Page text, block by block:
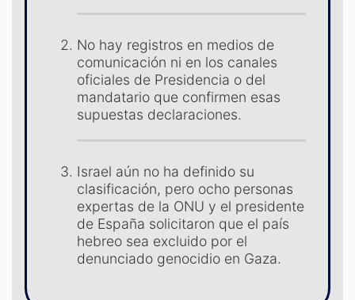
No hay registros en medios de
comunicación ni en los canales
oficiales de Presidencia o del
mandatario que confirmen esas
supuestas declaraciones.
Israel aún no ha definido su
clasificación, pero ocho personas
expertas de la ONU y el presidente
de España solicitaron que el país
hebreo sea excluido por el
denunciado genocidio en Gaza.